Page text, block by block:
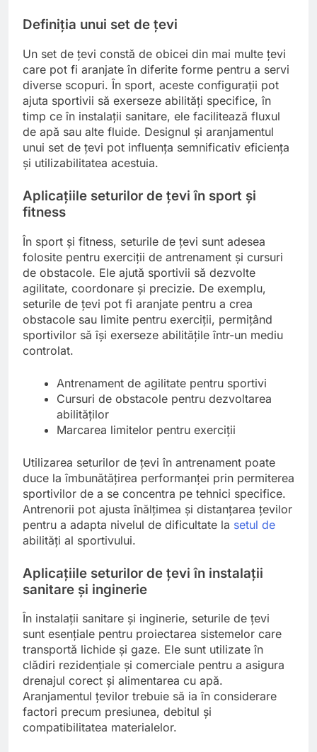
Definiția unui set de țevi
Un set de țevi constă de obicei din mai multe țevi
care pot fi aranjate în diferite forme pentru a servi
diverse scopuri. În sport, aceste configurații pot
ajuta sportivii să exerseze abilități specifice, în
timp ce în instalații sanitare, ele facilitează fluxul
de apă sau alte fluide. Designul și aranjamentul
unui set de țevi pot influența semnificativ eficiența
și utilizabilitatea acestuia.
Aplicațiile seturilor de țevi în sport și
fitness
În sport și fitness, seturile de țevi sunt adesea
folosite pentru exerciții de antrenament și cursuri
de obstacole. Ele ajută sportivii să dezvolte
agilitate, coordonare și precizie. De exemplu,
seturile de țevi pot fi aranjate pentru a crea
obstacole sau limite pentru exerciții, permițând
sportivilor să își exerseze abilitățile într-un mediu
controlat.
Antrenament de agilitate pentru sportivi
Cursuri de obstacole pentru dezvoltarea
abilităților
Marcarea limitelor pentru exerciții
Utilizarea seturilor de țevi în antrenament poate
duce la îmbunătățirea performanței prin permiterea
sportivilor de a se concentra pe tehnici specifice.
Antrenorii pot ajusta înălțimea și distanțarea țevilor
pentru a adapta nivelul de dificultate la setul de
abilități al sportivului.
Aplicațiile seturilor de țevi în instalații
sanitare și inginerie
În instalații sanitare și inginerie, seturile de țevi
sunt esențiale pentru proiectarea sistemelor care
transportă lichide și gaze. Ele sunt utilizate în
clădiri rezidențiale și comerciale pentru a asigura
drenajul corect și alimentarea cu apă.
Aranjamentul țevilor trebuie să ia în considerare
factori precum presiunea, debitul și
compatibilitatea materialelor.